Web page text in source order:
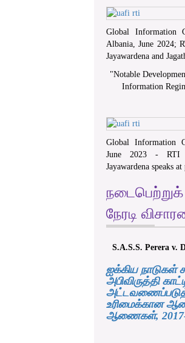
Global Information
Albania, June 2024;
Jayawardena and
"Notable
Information
Global Information
June 2023 - RTI
Jayawardena speaks
நேரடி
S.A.S.S. Perera v.
ஐக்கிய நாடுகள்
அபிவிருத்தி
உரிமைக்கான
ஆணைகள், 2017-